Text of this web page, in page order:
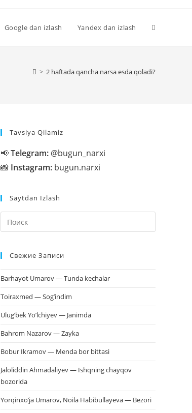
Google dan izlash Yandex dan izlash
> 2 haftada qancha narsa esda qoladi?
Tavsiya Qilamiz
📢Telegram: @bugun_narxi
📸 Instagram: bugun.narxi
Saytdan Izlash
клавишу
Свежие Записи
Barhayot Umarov — Tunda kechalar
Toiraxmed — Sog’indim
Ulug’bek Yo’lchiyev — Janimda
Bahrom Nazarov — Zayka
Bobur Ikramov — Menda bor bittasi
Jaloliddin Ahmadaliyev — Ishqning chayqov
bozorida
Yorqinxo’ja Umarov, Noila Habibullayeva — Bezori